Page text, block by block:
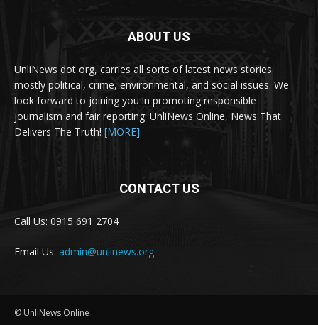
ABOUT US
UnliNews dot org, carries all sorts of latest news stories
mostly political, crime, environmental, and social issues. We
look forward to joining you in promoting responsible
journalism and fair reporting. UnliNews Online, News That
Delivers The Truth! [MORE]
CONTACT US
Call Us: 0915 691 2704
Email Us: admin@unlinews.org
© UnliNews Online